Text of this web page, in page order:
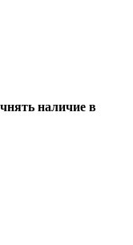
наличие в